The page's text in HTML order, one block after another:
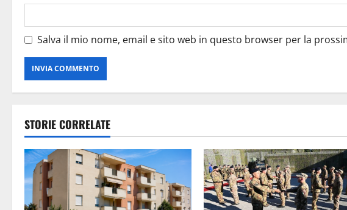
Salva il mio nome, email e sito web in questo browser per la
STORIE CORRELATE